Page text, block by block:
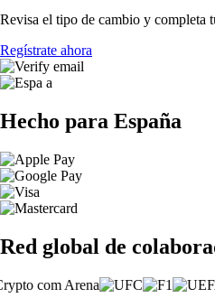
Revisa el tipo de cambio y completa
Regístrate ahora
Hecho para España
Red global de